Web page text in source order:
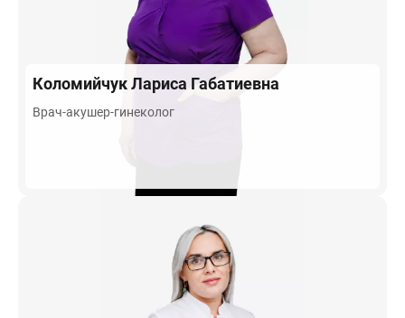
КоломийчукЛариса Габатиевна
Врач-акушер-гинеколог